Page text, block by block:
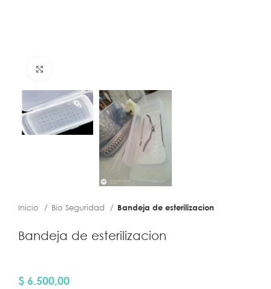
Inicio Bio Seguridad Bandeja de esterilizacion
Bandeja de esterilizacion
$ 6.500,00